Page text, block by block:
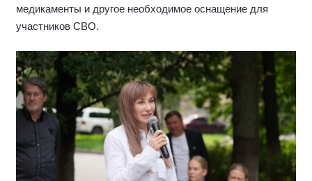
медикаменты и другое необходимое оснащение для
участников СВО.